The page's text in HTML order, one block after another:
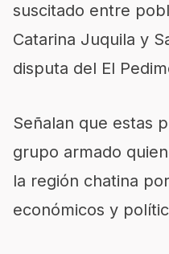
suscitado entre
Catarina Juquila y
disputa del El
Señalan que estas
grupo armado
la región chatina
económicos y